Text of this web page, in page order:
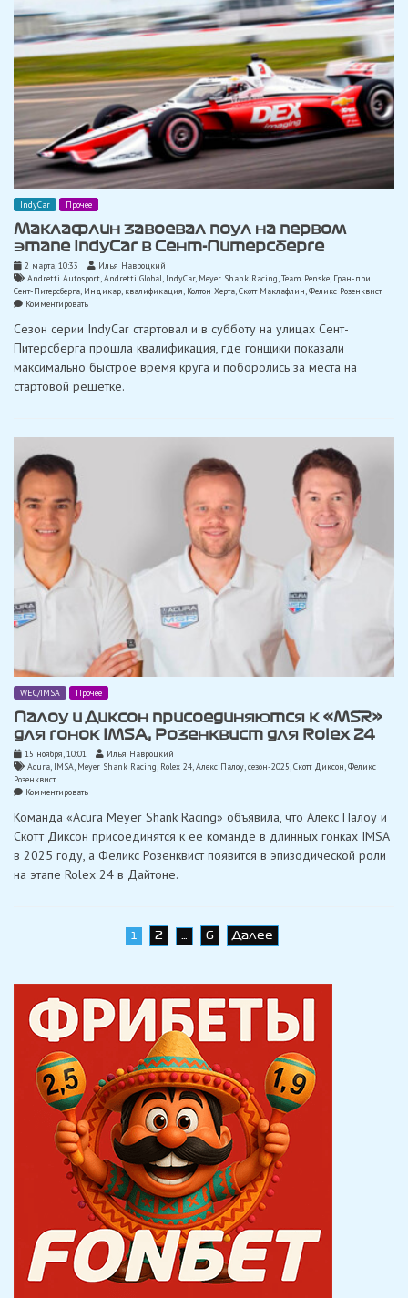
IndyCar Прочее
Маклафлин завоевал поул на первом
этапе IndyCar в Сент-Питерсберге
2 марта, 10:33
Илья Навроцкий
Andretti Autosport,Andretti Global, IndyCar, Meyer Shank Racing,Team Penske, Гран-при
Сент-Питерсберга, Индикар, квалификация, Колтон Херта,Скотт Маклафлин,Феликс Розенквист
Комментироватьon
завоевал
на
первом
IndyCar
Сезон серии IndyCar стартовал и в субботу на улицах Сент-
Питерсберга прошла квалификация, где гонщики показали
максимально быстрое время круга и поборолись за места на
стартовой решетке.
WEC/IMSA Прочее
Палоу и Диксон присоединяются к «MSR»
для гонок IMSA, Розенквист для Rolex 24
15 ноября, 10:01
Илья Навроцкий
Acura, IMSA, Meyer Shank Racing, Rolex 24,Алекс Палоу,сезон-2025,Скотт Диксон,Феликс
Розенквист
Комментироватьon
и
присоединяются
к
«MSR»
для
Команда «Acura Meyer Shank Racing» объявила, что Алекс Палоу и
Скотт Диксон присоединятся к ее команде в длинных гонках IMSA
в 2025 году, а Феликс Розенквист появится в эпизодической роли
на этапе Rolex 24 в Дайтоне.
записям
2 6 Далее